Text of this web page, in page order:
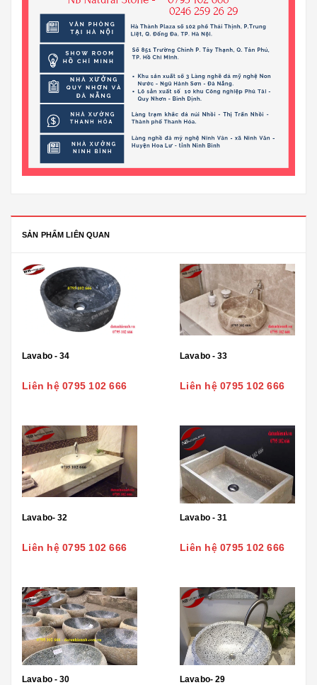
SẢN PHẨM LIÊN QUAN
Lavabo - 34
Liên hệ 0795 102 666
Lavabo - 33
Liên hệ 0795 102 666
Lavabo- 32
Liên hệ 0795 102 666
Lavabo - 31
Liên hệ 0795 102 666
Lavabo - 30 Lavabo- 29